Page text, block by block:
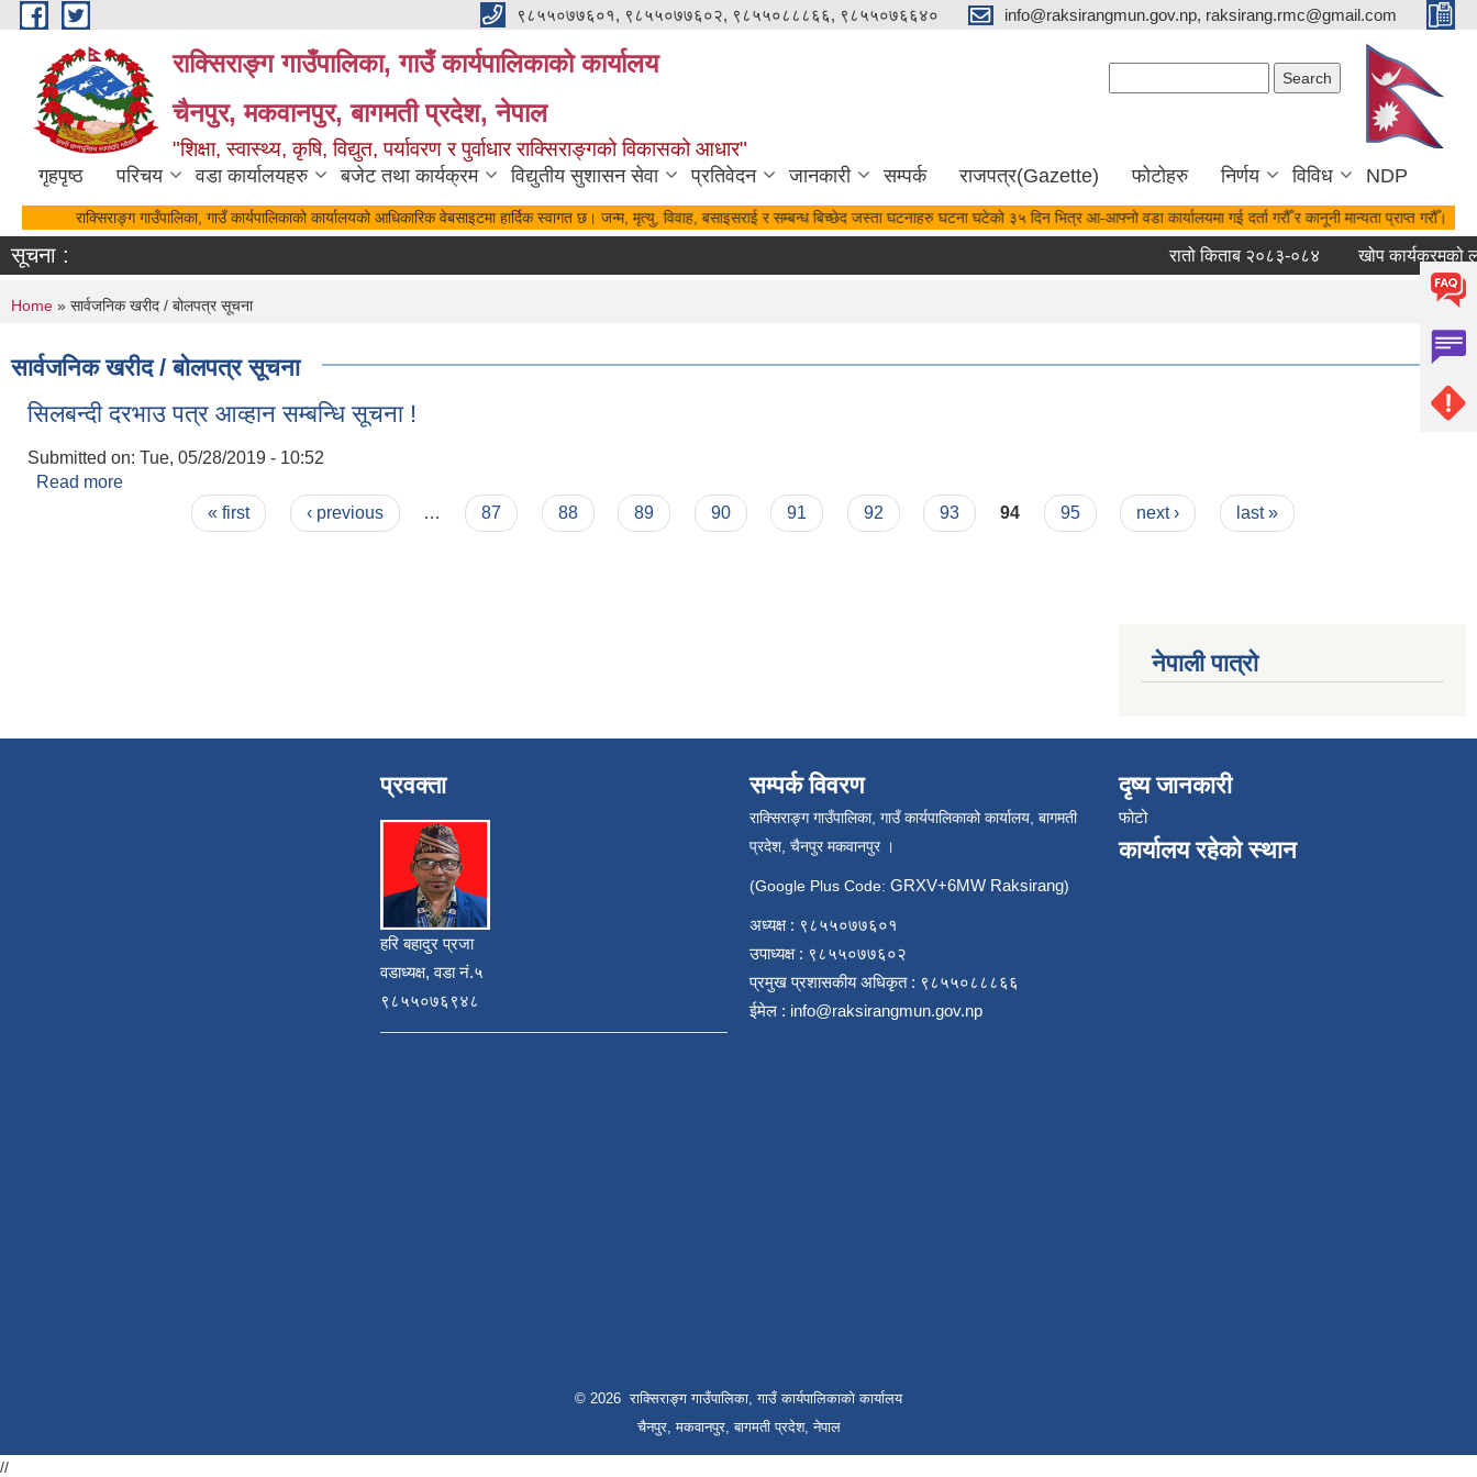
Skip to main content ९८५५०७७६०१, ९८५५०७७६०२, ९८५५०८८८६६, ९८५५०७६६४० info@raksirangmun.gov.np, raksirang.rmc@gmail.com
राक्सिराङ्ग गाउँपालिका, गाउँ कार्यपालिकाको कार्यालय
चैनपुर, मकवानपुर, बागमती प्रदेश, नेपाल
"शिक्षा, स्वास्थ्य, कृषि, विद्युत, पर्यावरण र पुर्वाधार राक्सिराङ्गको विकासको आधार"
गृहपृष्ठ परिचय वडा कार्यालयहरु बजेट तथा कार्यक्रम विद्युतीय सुशासन सेवा प्रतिवेदन जानकारी सम्पर्क राजपत्र(Gazette) फोटोहरु निर्णय विविध NDP
राक्सिराङ्ग गाउँपालिका, गाउँ कार्यपालिकाको कार्यालयको आधिकारिक वेबसाइटमा हार्दिक स्वागत छ। जन्म, मृत्यु, विवाह, बसाइसराई र सम्बन्ध बिच्छेद जस्ता घटनाहरु घटना घटेको ३५ दिन भित्र आ-आफ्नो वडा कार्यालयमा गई दर्ता गरौँ र कानूनी मान्यता प्राप्त गरौँ।
सूचना : रातो किताब २०८३-०८४ खोप कार्यक्रमको
You are here
Home » सार्वजनिक खरीद / बोलपत्र सूचना
सार्वजनिक खरीद / बोलपत्र सूचना
सिलबन्दी दरभाउ पत्र आव्हान सम्बन्धि सूचना !
Submitted on: Tue, 05/28/2019 - 10:52
Read more
« first ‹ previous … 87 88 89 90 91 92 93 94 95 next › last »
नेपाली पात्रो
प्रवक्ता
हरि बहादुर प्रजा
वडाध्यक्ष, वडा नं.५
९८५५०७६९४८
सम्पर्क विवरण
राक्सिराङ्ग गाउँपालिका, गाउँ कार्यपालिकाको कार्यालय, बागमती
प्रदेश, चैनपुर मकवानपुर ।
(Google Plus Code: GRXV+6MW Raksirang)
अध्यक्ष : ९८५५०७७६०१
उपाध्यक्ष : ९८५५०७७६०२
प्रमुख प्रशासकीय अधिकृत : ९८५५०८८८६६
ईमेल : info@raksirangmun.gov.np
दृष्य जानकारी
फोटो
कार्यालय रहेको स्थान
© 2026 राक्सिराङ्ग गाउँपालिका, गाउँ कार्यपालिकाको कार्यालय
चैनपुर, मकवानपुर, बागमती प्रदेश, नेपाल
//